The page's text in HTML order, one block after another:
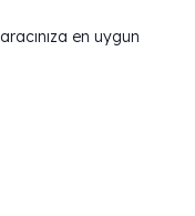
, aracınıza en uygun